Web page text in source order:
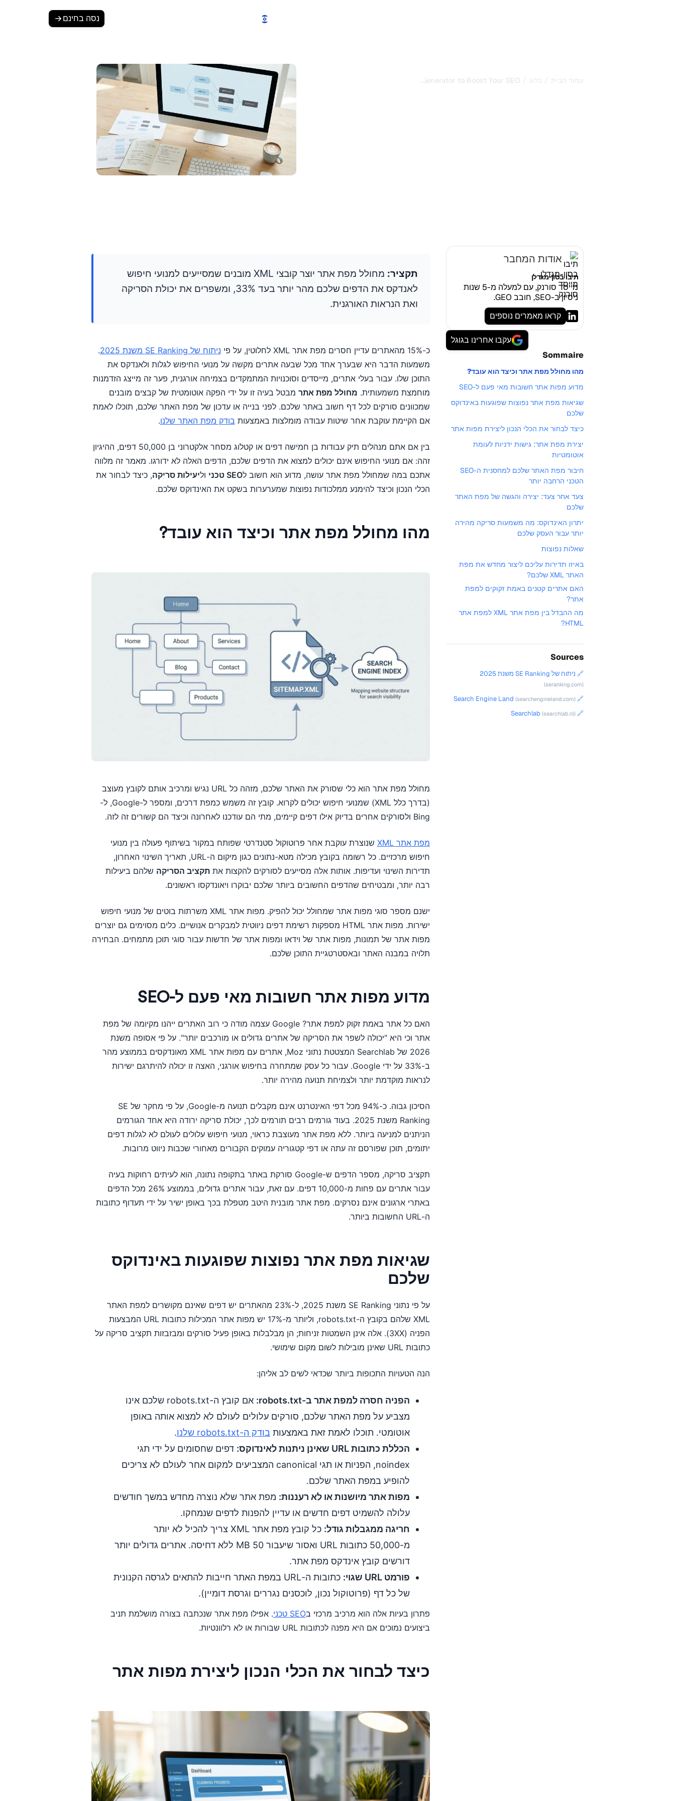
נסה בחינם
עמוד הבית / בלוג /
How to Use a Sitemap Generator to Boost Your SEO
...
אודות המחבר
תיבו בסון-מגדלן
מייסד סורנק, עם למעלה מ-5 שנות
ניסיון ב-SEO, חובב GEO.
קראו מאמרים נוספים
עקבו אחרינו בגוגל
Sommaire
מהו מחולל מפת אתר וכיצד הוא עובד?
מדוע מפות אתר חשובות מאי פעם ל-SEO
שגיאות מפת אתר נפוצות שפוגעות באינדוקס
שלכם
כיצד לבחור את הכלי הנכון ליצירת מפות אתר
יצירת מפת אתר: גישות ידניות לעומת
אוטומטיות
חיבור מפת האתר שלכם למחסנית ה-SEO
הטכני הרחבה יותר
צעד אחר צעד: יצירה והגשה של מפת האתר
שלכם
יתרון האינדוקס: מה משמעות סריקה מהירה
יותר עבור העסק שלכם
שאלות נפוצות
באיזו תדירות עליכם ליצור מחדש את מפת
האתר XML שלכם?
האם אתרים קטנים באמת זקוקים למפת
אתר?
מה ההבדל בין מפת אתר XML למפת אתר
HTML?
Sources
🔗 ניתוח של SE Ranking משנת 2025
(seranking.com)
🔗 Search Engine Land
(searchengineland.com)
🔗 Searchlab
(searchlab.nl)
תקציר:
מחולל מפת אתר יוצר קובצי XML מובנים שמסייעים למנועי חיפוש
לאנדקס את הדפים שלכם מהר יותר בעד 33%, ומשפרים את יכולת הסריקה
ואת הנראות האורגנית.
כ-15% מהאתרים עדיין חסרים מפת אתר XML לחלוטין, על פי ניתוח של SE Ranking משנת 2025
.
משמעות הדבר היא שבערך אחד מכל שבעה אתרים מקשה על מנועי החיפוש לגלות ולאנדקס את
התוכן שלו. עבור בעלי אתרים, מייסדים וסוכנויות המתמקדים בצמיחה אורגנית, פער זה מייצג הזדמנות
מוחמצת משמעותית. מחולל מפת אתר מבטל בעיה זו על ידי הפקה אוטומטית של קבצים מובנים
שמכוונים סורקים לכל דף חשוב באתר שלכם. לפני בנייה או עדכון של מפת האתר שלכם, תוכלו לאמת
אם הקיימת עוקבת אחר שיטות עבודה מומלצות באמצעות בודק מפת האתר שלנו.
בין אם אתם מנהלים תיק עבודות בן חמישה דפים או קטלוג מסחר אלקטרוני בן 50,000 דפים, ההיגיון
זהה: אם מנועי החיפוש אינם יכולים למצוא את הדפים שלכם, הדפים האלה לא ידורגו. מאמר זה מלווה
אתכם במה שמחולל מפת אתר עושה, מדוע הוא חשוב לSEO טכני וליעילות סריקה, כיצד לבחור את
הכלי הנכון וכיצד להימנע ממלכודות נפוצות שמערערות בשקט את האינדוקס שלכם.
מהו מחולל מפת אתר וכיצד הוא עובד?
מחולל מפת אתר הוא כלי שסורק את האתר שלכם, מזהה כל URL נגיש ומרכיב אותם לקובץ מעוצב
(בדרך כלל XML) שמנועי חיפוש יכולים לקרוא. קובץ זה משמש כמפת דרכים, ומספר ל-Google, ל-
Bing ולסורקים אחרים בדיוק אילו דפים קיימים, מתי הם עודכנו לאחרונה וכיצד הם קשורים זה לזה.
מפת אתר XML
שנוצרת עוקבת אחר פרוטוקול סטנדרטי שפותח במקור בשיתוף פעולה בין מנועי
חיפוש מרכזיים. כל רשומה בקובץ מכילה מטא-נתונים כגון מיקום ה-URL, תאריך השינוי האחרון,
תדירות השינוי ועדיפות. אותות אלה מסייעים לסורקים להקצות אתתקציב הסריקה שלהם ביעילות
רבה יותר, ומבטיחים שהדפים החשובים ביותר שלכם יבוקרו ויאונדקסו ראשונים.
ישנם מספר סוגי מפות אתר שמחולל יכול להפיק. מפות אתר XML משרתות בוטים של מנועי חיפוש
ישירות. מפות אתר HTML מספקות רשימת דפים ניווטית למבקרים אנושיים. כלים מסוימים גם יוצרים
מפות אתר של תמונות, מפות אתר של וידאו ומפות אתר של חדשות עבור סוגי תוכן מתמחים. הבחירה
תלויה במבנה האתר ובאסטרטגיית התוכן שלכם.
מדוע מפות אתר חשובות מאי פעם ל-SEO
האם כל אתר באמת זקוק למפת אתר? Google עצמה מודה כי רוב האתרים ייהנו מקיומה של מפת
אתר וכי היא "יכולה לשפר את הסריקה של אתרים גדולים או מורכבים יותר". על פי אסופה משנת
2026 של Searchlab המצטטת נתוני Moz, אתרים עם מפות אתר XML מאונדקסים בממוצע מהר
ב-33% על ידי Google. עבור כל עסק שמתחרה בחיפוש אורגני, האצה זו יכולה להיתרגם ישירות
לנראות מוקדמת יותר ולצמיחת תנועה מהירה יותר.
הסיכון גבוה. כ-94% מכל דפי האינטרנט אינם מקבלים תנועה מ-Google, על פי מחקר של SE
Ranking משנת 2025. בעוד גורמים רבים תורמים לכך, יכולת סריקה ירודה היא אחד הגורמים
הניתנים למניעה ביותר. ללא מפת אתר מעוצבת כראוי, מנועי חיפוש עלולים לעולם לא לגלות דפים
יתומים, תוכן שפורסם זה עתה או דפי קטגוריה עמוקים הקבורים מאחורי שכבות ניווט מרובות.
תקציב סריקה, מספר הדפים ש-Google סורקת באתר בתקופה נתונה, הוא לעיתים רחוקות בעיה
עבור אתרים עם פחות מ-10,000 דפים. עם זאת, עבור אתרים גדולים, בממוצע 26% מכל הדפים
באתרי ארגונים אינם נסרקים. מפת אתר מובנית היטב מטפלת בכך באופן ישיר על ידי תעדוף כתובות
ה-URL החשובות ביותר.
שגיאות מפת אתר נפוצות שפוגעות באינדוקס
שלכם
על פי נתוני SE Ranking משנת 2025, ל-23% מהאתרים יש דפים שאינם מקושרים למפת האתר
XML שלהם בקובץ ה-robots.txt, וליותר מ-17% יש מפות אתר המכילות כתובות URL המבצעות
הפניה (3XX). אלה אינן השמטות זניחות; הן מבלבלות באופן פעיל סורקים ומבזבזות תקציב סריקה על
כתובות URL שאינן מובילות לשום מקום שימושי.
הנה הטעויות התכופות ביותר שכדאי לשים לב אליהן:
הפניה חסרה למפת אתר ב-robots.txt:
אם קובץ ה-robots.txt שלכם אינו
מצביע על מפת האתר שלכם, סורקים עלולים לעולם לא למצוא אותה באופן
אוטומטי. תוכלו לאמת זאת באמצעות בודק ה-robots.txt שלנו
.
הכללת כתובות URL שאינן ניתנות לאינדוקס:
דפים שחסומים על ידי תגי
noindex, הפניות או תגי canonical המצביעים למקום אחר לעולם לא צריכים
להופיע במפת האתר שלכם.
מפות אתר מיושנות או לא רעננות: מפת אתר שלא נוצרה מחדש במשך חודשים
עלולה להשמיט דפים חדשים או עדיין להפנות לדפים שנמחקו.
חריגה ממגבלות גודל:
כל קובץ מפת אתר XML צריך להכיל לא יותר
מ-50,000 כתובות URL ואסור שיעבור 50 MB ללא דחיסה. אתרים גדולים יותר
דורשים קובץ אינדקס מפת אתר.
פורמט URL שגוי:
כתובות ה-URL במפת האתר חייבות להתאים לגרסה הקנונית
של כל דף (פרוטוקול נכון, לוכסנים נגררים וגרסת דומיין).
פתרון בעיות אלה הוא מרכיב מרכזי בSEO טכני
. אפילו מפת אתר שנכתבה בצורה מושלמת תניב
ביצועים נמוכים אם היא מפנה לכתובות URL שבורות או לא רלוונטיות.
כיצד לבחור את הכלי הנכון ליצירת מפות אתר